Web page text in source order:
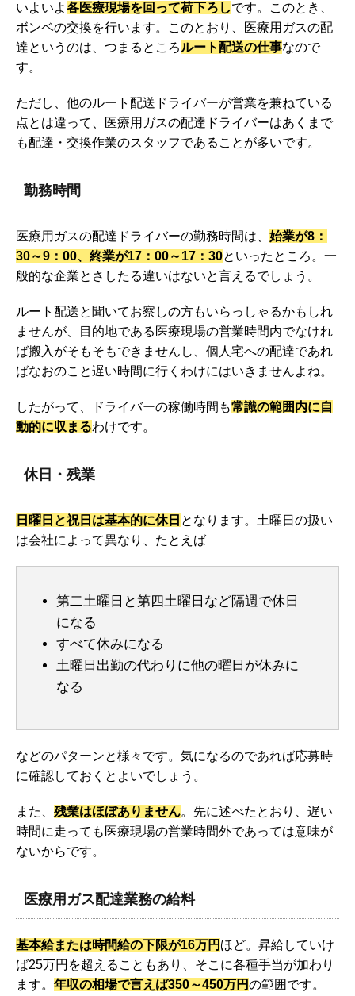
いよいよ各医療現場を回って荷下ろしです。このとき、
ボンベの交換を行います。このとおり、医療用ガスの配
達というのは、つまるところルート配送の仕事なので
す。
ただし、他のルート配送ドライバーが営業を兼ねている
点とは違って、医療用ガスの配達ドライバーはあくまで
も配達・交換作業のスタッフであることが多いです。
勤務時間
医療用ガスの配達ドライバーの勤務時間は、 始業が8：
30～9：00、終業が17：00～17：30といったところ。一
般的な企業とさしたる違いはないと言えるでしょう。
ルート配送と聞いてお察しの方もいらっしゃるかもしれ
ませんが、目的地である医療現場の営業時間内でなけれ
ば搬入がそもそもできませんし、個人宅への配達であれ
ばなおのこと遅い時間に行くわけにはいきませんよね。
したがって、ドライバーの稼働時間も常識の範囲内に自
動的に収まるわけです。
休日・残業
日曜日と祝日は基本的に休日 となります。土曜日の扱い
は会社によって異なり、たとえば
第二土曜日と第四土曜日など隔週で休日
になる
すべて休みになる
土曜日出勤の代わりに他の曜日が休みに
なる
などのパターンと様々です。気になるのであれば応募時
に確認しておくとよいでしょう。
また、 残業はほぼありません。先に述べたとおり、遅い
時間に走っても医療現場の営業時間外であっては意味が
ないからです。
医療用ガス配達業務の給料
基本給または時間給の下限が16万円 ほど。昇給していけ
ば25万円を超えることもあり、そこに各種手当が加わり
ます。 年収の相場で言えば350～450万円の範囲です。